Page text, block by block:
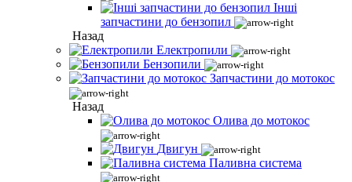
Інші
запчастини до бензопил
Назад
Електропили
Бензопили
Запчастини до мотокос
Назад
Олива до мотокос
Двигун
Паливна система